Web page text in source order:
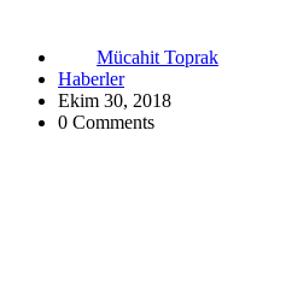
Mücahit Toprak
Haberler
Ekim 30, 2018
0 Comments